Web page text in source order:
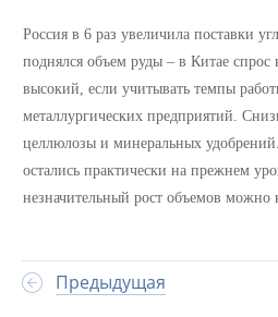
Россия в 6 раз увеличила поставки
поднялся объем руды – в Китае спрос
высокий, если учитывать темпы
металлургических предприятий.
целлюлозы и минеральных
остались практически на прежнем
незначительный рост объемов можно
Предыдущая